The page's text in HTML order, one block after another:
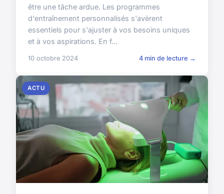
être une tâche ardue. Les programmes
d'entraînement personnalisés s'avèrent
essentiels pour s'ajuster à vos besoins uniques
et à vos aspirations. En f...
10 octobre 2024 4 min de lecture →
ACTU